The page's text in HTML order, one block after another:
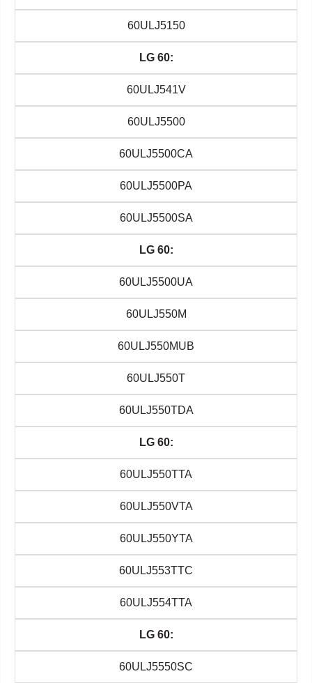
60ULJ5150
LG 60:
60ULJ541V
60ULJ5500
60ULJ5500CA
60ULJ5500PA
60ULJ5500SA
LG 60:
60ULJ5500UA
60ULJ550M
60ULJ550MUB
60ULJ550T
60ULJ550TDA
LG 60:
60ULJ550TTA
60ULJ550VTA
60ULJ550YTA
60ULJ553TTC
60ULJ554TTA
LG 60:
60ULJ5550SC